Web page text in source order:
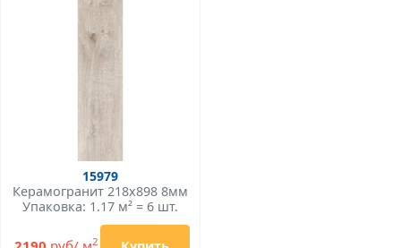
15979
Керамогранит 218x898 8мм
Упаковка: 1.17 м² = 6 шт.
2